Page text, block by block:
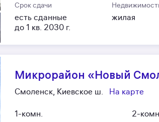
Срок сдачи
есть сданные
до 1 кв. 2030 г.
жилая
Микрорайон «Новый
Смоленск, Киевское ш. На карте
1-комн.
2-